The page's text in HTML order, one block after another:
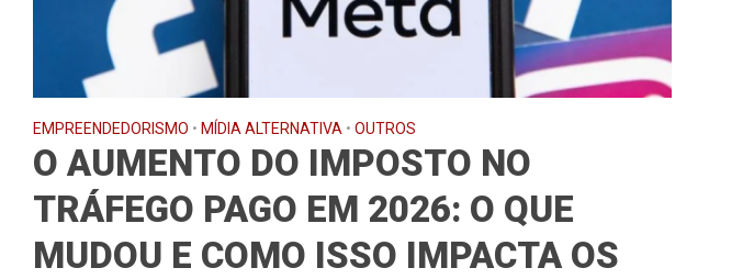
EMPREENDEDORISMO • MÍDIA ALTERNATIVA • OUTROS
O AUMENTO DO IMPOSTO NO
TRÁFEGO PAGO EM 2026: O QUE
MUDOU E COMO ISSO IMPACTA OS